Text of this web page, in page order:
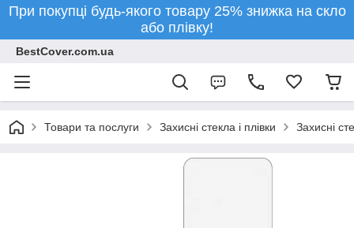
При покупці будь-якого товару 25% знижка на скло
або плівку!
BestCover.com.ua
Товари та послуги Захисні стекла і плівки Захисні